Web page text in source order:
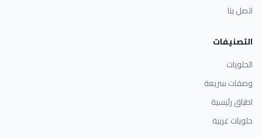
اتصل بنا
التصنيفات
الحلويات
وصفات سريعة
اطباق رئيسية
حلويات غربية